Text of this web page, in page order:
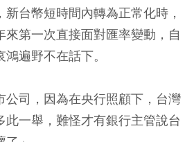
新台幣短時間內轉為正常化時，
來第一次直接面對匯率變動，自
遍野不在話下。
公司，因為在央行照顧下，台灣
此一舉，難怪才有銀行主管說台